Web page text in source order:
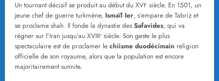
Un tournant décisif se produit au début du XVIᵉ siècle. En 1501, un
jeune chef de guerre turkmène, Ismaïl Ier, s’empare de Tabriz et
se proclame shah. Il fonde la dynastie des Safavides, qui va
régner sur l’Iran jusqu’au XVIIIᵉ siècle. Son geste le plus
spectaculaire est de proclamer le chiisme duodécimain religion
officielle de son royaume, alors que la population est encore
majoritairement sunnite.